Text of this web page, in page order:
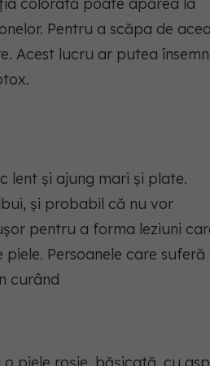
Pentru a scăpa de
Acest lucru ar putea
lent și ajung mari și plate.
și probabil că nu vor
pentru a forma leziuni
Persoanele care suferă
curând
piele roșie, bășicată, cu